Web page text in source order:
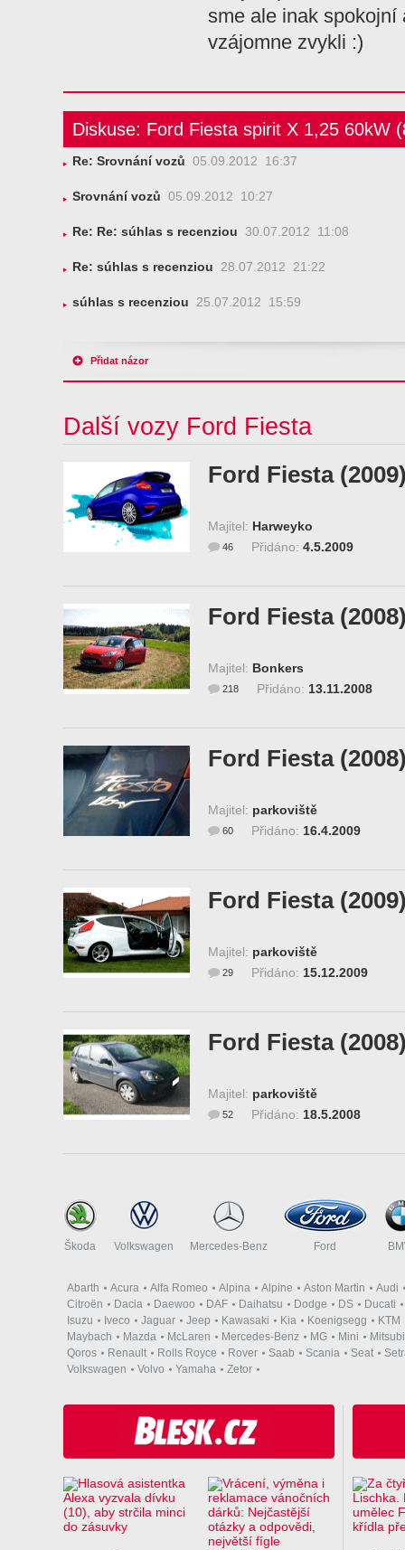
sme ale inak spokojní
vzájomne zvykli :)
Diskuse: Ford Fiesta spirit X 1,25 60kW
Re: Srovnání vozů 05.09.2012 16:37
Srovnání vozů 05.09.2012 10:27
Re: Re: súhlas s recenziou 30.07.2012 11:08
Re: súhlas s recenziou 28.07.2012 21:22
súhlas s recenziou 25.07.2012 15:59
Přidat názor
Další vozy Ford Fiesta
Ford Fiesta
Majitel: Harweyko
Přidáno: 4.5.2009
46
Ford Fiesta
Majitel: Bonkers
Přidáno: 13.11.2008
218
Ford Fiesta
Majitel: parkoviště
Přidáno: 16.4.2009
60
Ford Fiesta
Majitel: parkoviště
Přidáno: 15.12.2009
29
Ford Fiesta
Majitel: parkoviště
Přidáno: 18.5.2008
52
Škoda Volkswagen Mercedes-Benz Ford
Abarth Acura Alfa Romeo Alpina Alpine Aston Martin
Audi
Citroën
Dacia Daewoo DAF Daihatsu Dodge DS
Ducati
Isuzu
Iveco Jaguar Jeep Kawasaki Kia Koenigsegg
KTM
Maybach
Mazda McLaren Mercedes-Benz MG Mini
Qoros
Renault Rolls Royce Rover Saab Scania Seat
Volkswagen
Volvo Yamaha Zetor